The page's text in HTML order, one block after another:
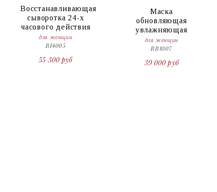
Восстанавливающая
сыворотка 24-х
часового действия
для женщин
BI4005
55 300 руб
Маска
обновляющая
увлажняющая
для женщин
BB1007
39 000 руб